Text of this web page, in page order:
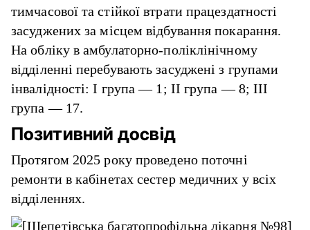
тимчасової та стійкої втрати працездатності
засуджених за місцем відбування покарання.
На обліку в амбулаторно-поліклінічному
відділенні перебувають засуджені з групами
інвалідності: I група — 1; II група — 8; III
група — 17.
Позитивний досвід
Протягом 2025 року проведено поточні
ремонти в кабінетах сестер медичних у всіх
відділеннях.